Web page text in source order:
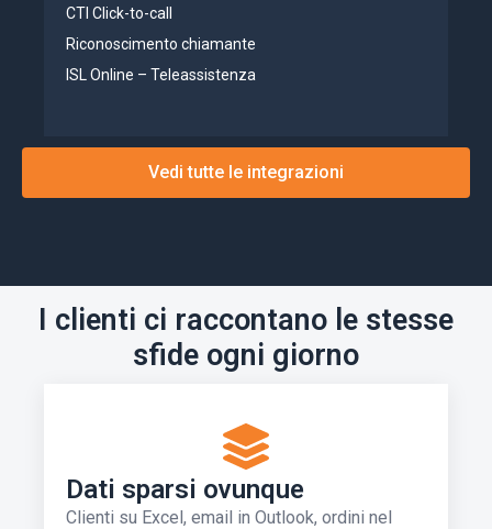
CTI Click-to-call
Riconoscimento chiamante
ISL Online – Teleassistenza
Vedi tutte le integrazioni
I clienti ci raccontano le stesse
sfide ogni giorno
Dati sparsi ovunque
Clienti su Excel, email in Outlook, ordini nel